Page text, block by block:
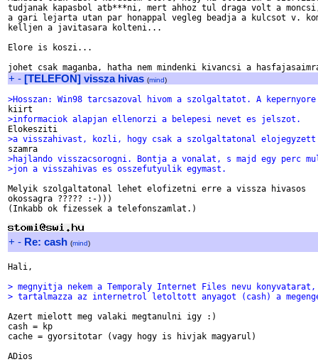
tudjanak kapasbol atb***ni, mert ahhoz tul draga volt a
a gari lejarta utan par honappal vegleg beadja a kulcsot v.
kelljen a javitasara kolteni...
Elore is koszi...
+ - [TELEFON] vissza hivas (mind)
>Hosszan: Win98 tarcsazoval hivom a szolgaltatot. A kepernyore
>informaciok alapjan ellenorzi a belepesi nevet es jelszot.
>a visszahivast, kozli, hogy csak a szolgaltatonal elojegyzett
>hajlando visszacsorogni. Bontja a vonalat, s majd egy perc
>jon a visszahivas es osszefutyulik egymast.
Melyik szolgaltatonal lehet elofizetni erre a vissza hivasos
okossagra ????? :-)))
(Inkabb ok fizessek a telefonszamlat.)
+ - Re: cash (mind)
Hali,
> megnyitja nekem a Temporaly Internet Files nevu konyvatarat,
> tartalmazza az internetrol letoltott anyagot (cash) a
Azert mielott meg valaki megtanulni igy :)
cash = kp
cache = gyorsitotar (vagy hogy is hivjak magyarul)
ADios